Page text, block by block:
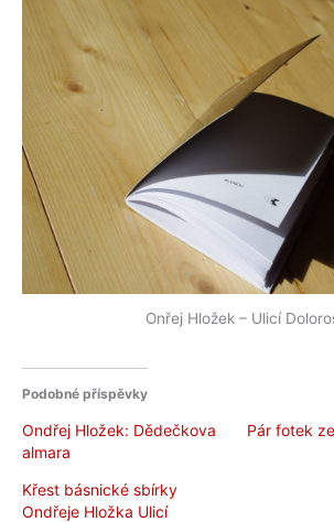
Onřej Hložek – Ulicí
Podobné příspěvky
Ondřej Hložek: Dědečkova
almara
Pár fotek
Křest básnické sbírky
Ondřeje Hložka Ulicí